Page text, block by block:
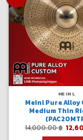
MEINL
Meinl Pure Alloy
Medium Thin
14,000.00฿
price